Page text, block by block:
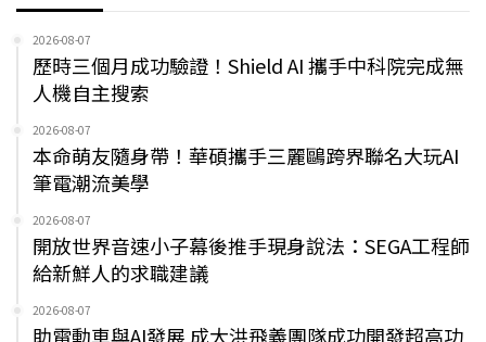
2026-08-07
歷時三個月成功驗證！Shield AI 攜手中科院完成無
人機自主搜索
2026-08-07
本命萌友隨身帶！華碩攜手三麗鷗跨界聯名大玩AI
筆電潮流美學
2026-08-07
開放世界音速小子幕後推手現身說法：SEGA工程師
給新鮮人的求職建議
2026-08-07
助電動車與AI發展 成大洪飛義團隊成功開發超高功